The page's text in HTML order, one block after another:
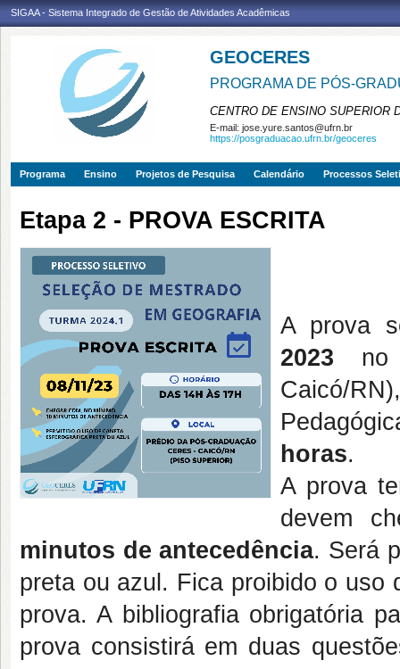
SIGAA - Sistema Integrado de Gestão de Atividades Acadêmicas
GEOCERES
PROGRAMA DE PÓS-
CENTRO DE ENSINO SUPERIOR
E-mail: jose.yure.santos@ufrn.br
https://posgraduacao.ufrn.br/geoceres
Programa Ensino Projetos de Pesquisa Calendário Processos
Etapa 2 - PROVA ESCRITA
A prova
2023 no
Caicó/
horas.
A prova
devem
minutos de antecedência. Será
preta ou azul. Fica proibido o uso
prova. A bibliografia obrigatória
prova consistirá em duas